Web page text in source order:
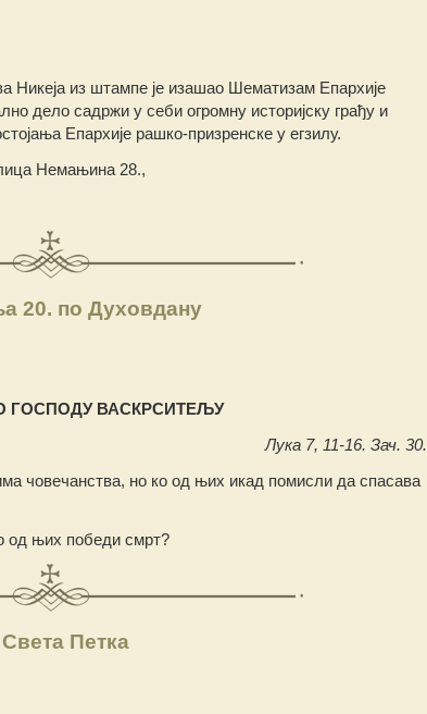
Никеја из штампе је изашао Шематизам Епархије
дело садржи у себи огромну историјску грађу и
Епархије рашко-призренске у егзилу.
Немањина 28.,
20. по Духовдану
ГОСПОДУ ВАСКРСИТЕЉУ
Лука 7, 11-16. Зач. 30.
човечанства, но ко од њих икад помисли да спасава
од њих победи смрт?
Петка